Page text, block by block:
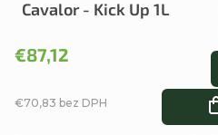
Cavalor - Kick Up 1L
€70,83 bez DPH
€87,12